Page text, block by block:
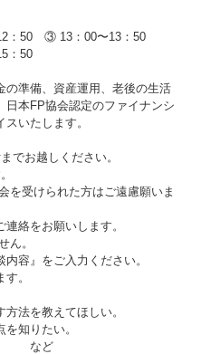
：50 ③ 13：00〜13：50
：50
の準備、資産運用、老後の生活
日本FP協会認定のファイナンシ
いたします。
でお越しください。
を受けられた方はご遠慮願いま
絡をお願いします。
ん。
容』をご入力ください。
。
法を教えてほしい。
知りたい。
。 など